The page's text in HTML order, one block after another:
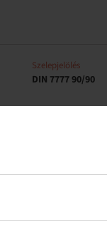
Szelepjelölés
DIN 7777 90/90
TR 87